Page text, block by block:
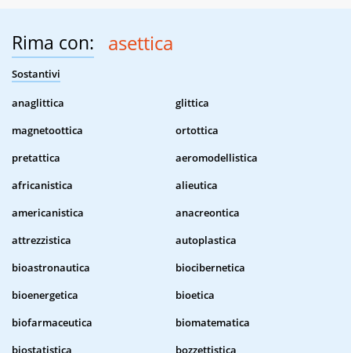
Rima con: asettica
Sostantivi
anaglittica
glittica
magnetoottica
ortottica
pretattica
aeromodellistica
africanistica
alieutica
americanistica
anacreontica
attrezzistica
autoplastica
bioastronautica
biocibernetica
bioenergetica
bioetica
biofarmaceutica
biomatematica
biostatistica
bozzettistica